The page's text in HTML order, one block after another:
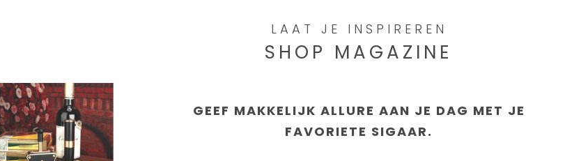
LAAT JE INSPIREREN
SHOP MAGAZINE
GEEF MAKKELIJK ALLURE AAN JE DAG MET JE
FAVORIETE SIGAAR.